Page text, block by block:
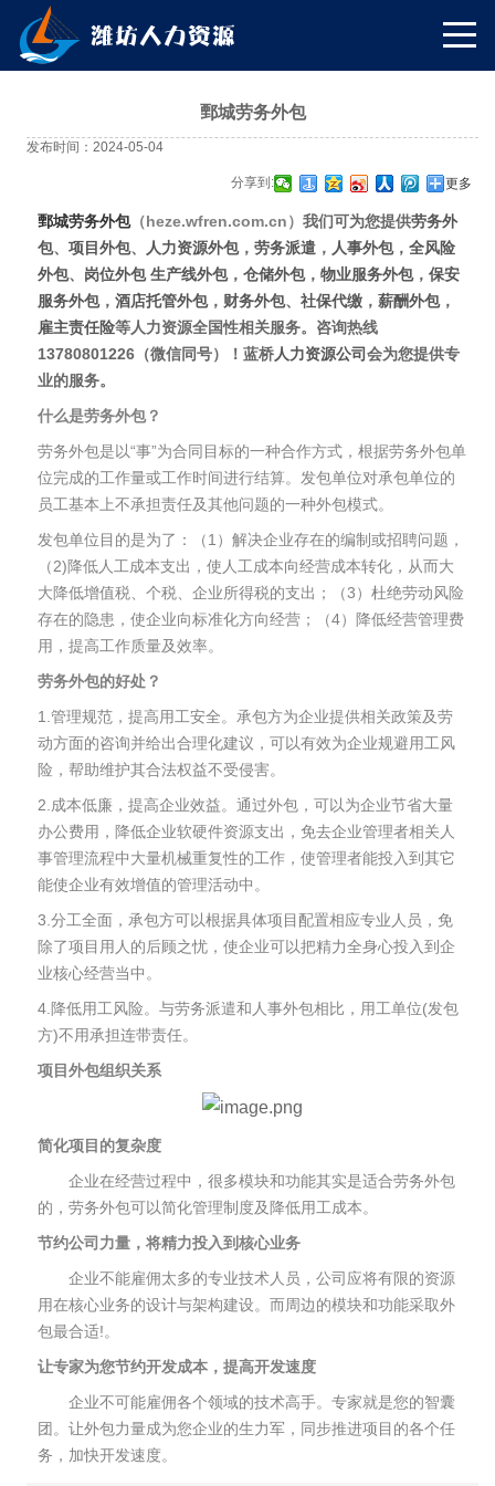
鄄城劳务外包
发布时间：2024-05-04
分享到: 更多
鄄城劳务外包（heze.wfren.com.cn） 我们可为您提供劳务外
包、 项目外包、 人力资源外包， 劳务派遣 ， 人事外包， 全风险
外包、 岗位外包生产线外包， 仓储外包， 物业服务外包， 保安
服务外包， 酒店托管外包， 财务外包、 社保代缴 ， 薪酬外包，
雇主责任险等人力资源全国性相关服务。 咨询热线
13780801226（微信同号）
！蓝桥人力资源公司会为您提供专
业的服务。
什么是劳务外包？
劳务外包是以“事”为合同目标的一种合作方式，根据劳务外包单
位完成的工作量或工作时间进行结算。发包单位对承包单位的
员工基本上不承担责任及其他问题的一种外包模式。
发包单位目的是为了：（1）解决企业存在的编制或招聘问题，
（2)降低人工成本支出，使人工成本向经营成本转化，从而大
大降低增值税、个税、企业所得税的支出；（3）杜绝劳动风险
存在的隐患，使企业向标准化方向经营；（4）降低经营管理费
用，提高工作质量及效率。
劳务外包的好处？
1.管理规范，提高用工安全。承包方为企业提供相关政策及劳
动方面的咨询并给出合理化建议，可以有效为企业规避用工风
险，帮助维护其合法权益不受侵害。
2.成本低廉，提高企业效益。通过外包，可以为企业节省大量
办公费用，降低企业软硬件资源支出，免去企业管理者相关人
事管理流程中大量机械重复性的工作，使管理者能投入到其它
能使企业有效增值的管理活动中。
3.分工全面，承包方可以根据具体项目配置相应专业人员，免
除了项目用人的后顾之忧，使企业可以把精力全身心投入到企
业核心经营当中。
4.降低用工风险。与劳务派遣和人事外包相比，用工单位(发包
方)不用承担连带责任。
项目外包组织关系
简化项目的复杂度
企业在经营过程中，很多模块和功能其实是适合劳务外包
的，劳务外包可以简化管理制度及降低用工成本。
节约公司力量，将精力投入到核心业务
企业不能雇佣太多的专业技术人员，公司应将有限的资源
用在核心业务的设计与架构建设。而周边的模块和功能采取外
包最合适!。
让专家为您节约开发成本，提高开发速度
企业不可能雇佣各个领域的技术高手。专家就是您的智囊
团。让外包力量成为您企业的生力军，同步推进项目的各个任
务，加快开发速度。